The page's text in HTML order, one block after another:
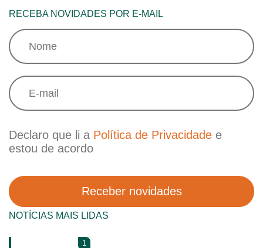
RECEBA NOVIDADES POR E-MAIL
Declaro que li a Política de Privacidade e
estou de acordo
NOTÍCIAS MAIS LIDAS
1